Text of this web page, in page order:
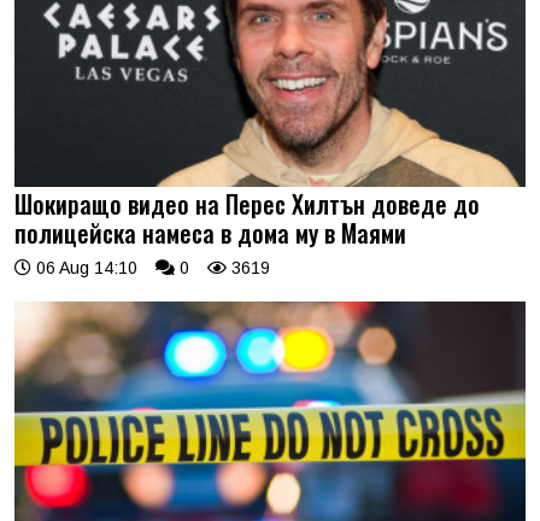
Шокиращо видео на Перес Хилтън доведе до
полицейска намеса в дома му в Маями
06 Aug 14:10 0 3619